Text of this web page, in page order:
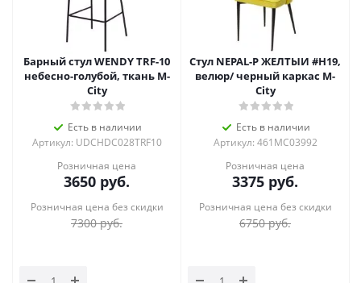
Барный стул WENDY TRF-10
небесно-голубой, ткань М-
City
Есть в наличии
Артикул: UDCHDC028TRF10
Розничная цена
3650 руб.
Розничная цена без скидки
7300руб.
Стул NEPAL-P ЖЕЛТЫЙ #H19,
велюр/ черный каркас М-
City
Есть в наличии
Артикул: 461MC03992
Розничная цена
3375 руб.
Розничная цена без скидки
6750руб.